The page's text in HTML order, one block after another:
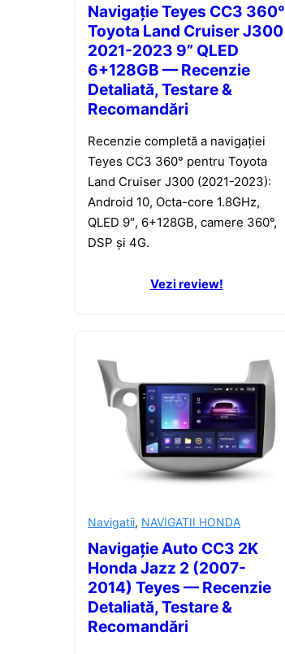
Navigație Teyes CC3 360°
Toyota Land Cruiser J300
2021-2023 9” QLED
6+128GB — Recenzie
Detaliată, Testare &
Recomandări
Recenzie completă a navigației
Teyes CC3 360° pentru Toyota
Land Cruiser J300 (2021-2023):
Android 10, Octa-core 1.8GHz,
QLED 9″, 6+128GB, camere 360°,
DSP și 4G.
Vezi review!
Navigatii, NAVIGATII HONDA
Navigație Auto CC3 2K
Honda Jazz 2 (2007-
2014) Teyes — Recenzie
Detaliată, Testare &
Recomandări